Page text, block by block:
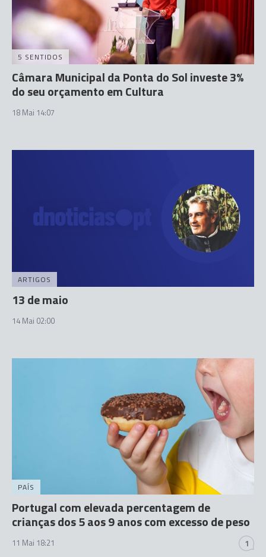
5 SENTIDOS
Câmara Municipal da Ponta do Sol investe 3%
do seu orçamento em Cultura
18 Mai 14:07
ARTIGOS
13 de maio
14 Mai 02:00
PAÍS
Portugal com elevada percentagem de
crianças dos 5 aos 9 anos com excesso de peso
11 Mai 18:21 1